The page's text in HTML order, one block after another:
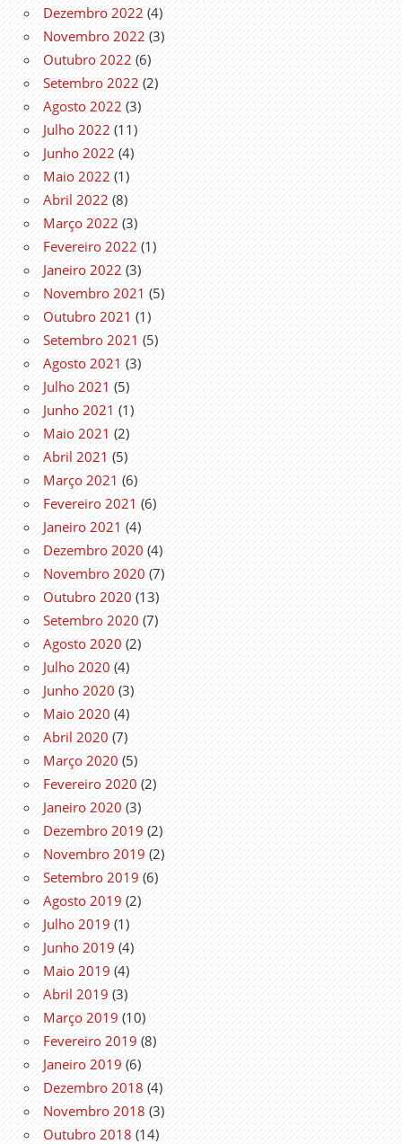
Dezembro 2022 (4)
Novembro 2022 (3)
Outubro 2022 (6)
Setembro 2022 (2)
Agosto 2022 (3)
Julho 2022 (11)
Junho 2022 (4)
Maio 2022 (1)
Abril 2022 (8)
Março 2022 (3)
Fevereiro 2022 (1)
Janeiro 2022 (3)
Novembro 2021 (5)
Outubro 2021 (1)
Setembro 2021 (5)
Agosto 2021 (3)
Julho 2021 (5)
Junho 2021 (1)
Maio 2021 (2)
Abril 2021 (5)
Março 2021 (6)
Fevereiro 2021 (6)
Janeiro 2021 (4)
Dezembro 2020 (4)
Novembro 2020 (7)
Outubro 2020 (13)
Setembro 2020 (7)
Agosto 2020 (2)
Julho 2020 (4)
Junho 2020 (3)
Maio 2020 (4)
Abril 2020 (7)
Março 2020 (5)
Fevereiro 2020 (2)
Janeiro 2020 (3)
Dezembro 2019 (2)
Novembro 2019 (2)
Setembro 2019 (6)
Agosto 2019 (2)
Julho 2019 (1)
Junho 2019 (4)
Maio 2019 (4)
Abril 2019 (3)
Março 2019 (10)
Fevereiro 2019 (8)
Janeiro 2019 (6)
Dezembro 2018 (4)
Novembro 2018 (3)
Outubro 2018 (14)